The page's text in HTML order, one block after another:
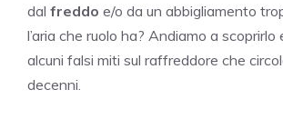
dal freddo e/o da un abbigliamento
l’aria che ruolo ha? Andiamo a
alcuni falsi miti sul raffreddore che
decenni.